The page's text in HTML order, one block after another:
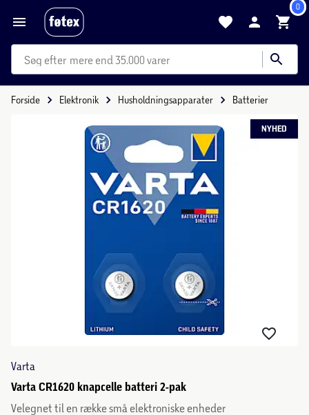
0
mere end 35.000 varer
Forside Elektronik Husholdningsapparater Batterier
NYHED
Varta
Varta CR1620 knapcelle batteri 2-pak
Velegnet til en række små elektroniske enheder